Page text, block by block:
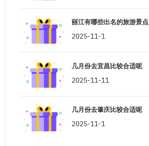
丽江有哪些出名的旅游景点
2025-11-1
几月份去宜昌比较合适呢
2025-11-11
几月份去肇庆比较合适呢
2025-11-1